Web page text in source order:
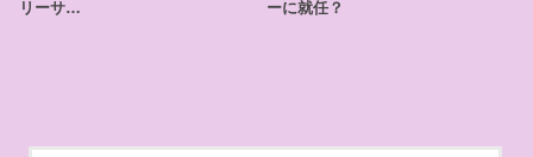
リーサ…
ーに就任？